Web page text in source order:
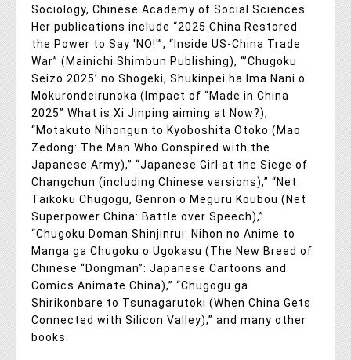
Sociology, Chinese Academy of Social Sciences.
Her publications include “2025 China Restored
the Power to Say 'NO!'”, “Inside US-China Trade
War” (Mainichi Shimbun Publishing), “’Chugoku
Seizo 2025’ no Shogeki, Shukinpei ha Ima Nani o
Mokurondeirunoka (Impact of “Made in China
2025” What is Xi Jinping aiming at Now?),
“Motakuto Nihongun to Kyoboshita Otoko (Mao
Zedong: The Man Who Conspired with the
Japanese Army),” “Japanese Girl at the Siege of
Changchun (including Chinese versions),” “Net
Taikoku Chugogu, Genron o Meguru Koubou (Net
Superpower China: Battle over Speech),”
“Chugoku Doman Shinjinrui: Nihon no Anime to
Manga ga Chugoku o Ugokasu (The New Breed of
Chinese “Dongman”: Japanese Cartoons and
Comics Animate China),” “Chugogu ga
Shirikonbare to Tsunagarutoki (When China Gets
Connected with Silicon Valley),” and many other
books.